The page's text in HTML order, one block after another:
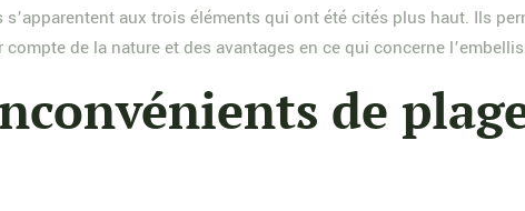
aux trois éléments qui ont été cités plus haut. Ils
de la nature et des avantages en ce qui concerne
de